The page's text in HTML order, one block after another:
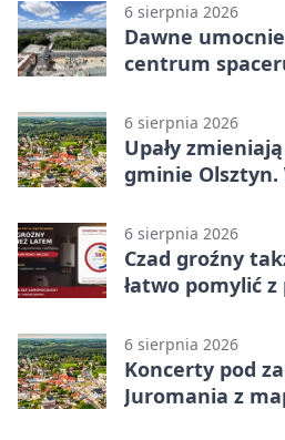
6 sierpnia 2026
Dawne
centrum
6 sierpnia 2026
Upały
gminie Olsztyn.
6 sierpnia 2026
Czad groźny
łatwo pomylić
6 sierpnia 2026
Koncerty pod
Juromania z